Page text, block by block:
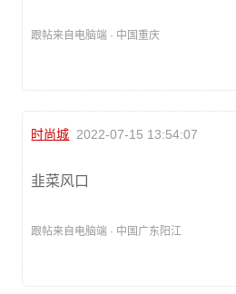
跟帖来自电脑端 · 中国重庆
时尚城 2022-07-15 13:54:07
韭菜风口
跟帖来自电脑端 · 中国广东阳江